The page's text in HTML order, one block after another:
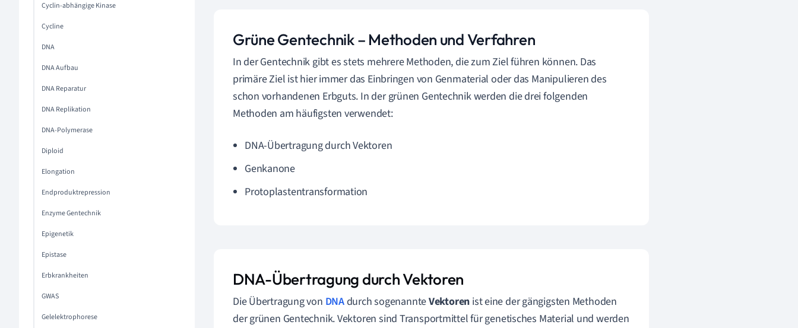
Cyclin-abhängige Kinase
Cycline
DNA
DNA Aufbau
DNA Reparatur
DNA Replikation
DNA-Polymerase
Diploid
Elongation
Endproduktrepression
Enzyme Gentechnik
Epigenetik
Epistase
Erbkrankheiten
GWAS
Gelelektrophorese
Grüne Gentechnik– Methoden und Verfahren
In der Gentechnik gibt es stets mehrere Methoden, die zum Ziel führen können. Das
primäre Ziel ist hier immer das Einbringen von Genmaterial oder das Manipulieren des
schon vorhandenen Erbguts. In der grünen Gentechnik werden die drei folgenden
Methoden am häufigsten verwendet:
DNA-Übertragung durch Vektoren
Genkanone
Protoplastentransformation
DNA-Übertragung durchVektoren
Die Übertragung von DNAdurch sogenannteVektoren ist eine der gängigsten Methoden
der grünen Gentechnik. Vektoren sind Transportmittel für genetisches Material und werden